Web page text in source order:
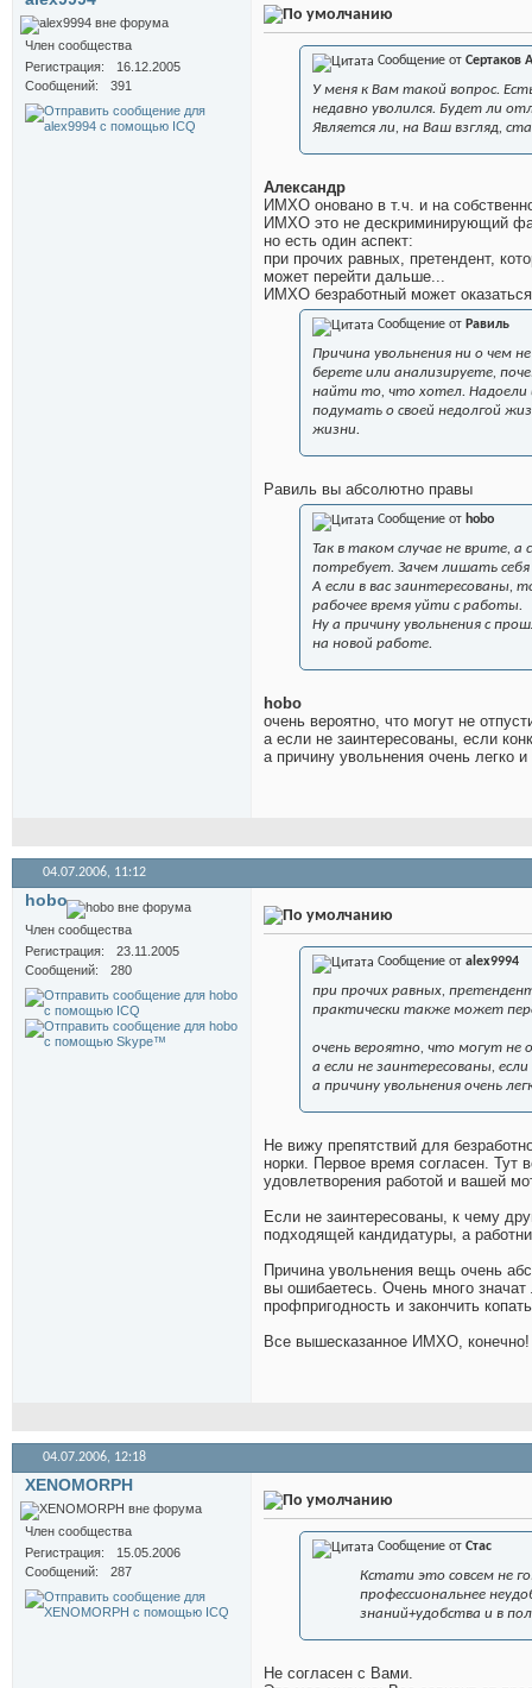
Член сообщества
Регистрация
16.12.2005
Сообщений
391
Сообщение от Сертаков
У меня к Вам такой вопрос.
недавно уволился. Будет ли
Является ли, на Ваш взгляд,
Александр
ИМХО оновано в т.ч. и на
ИМХО это не дескриминирующий
но есть один аспект:
при прочих равных, претендент,
может перейти дальше...
ИМХО безработный может
Сообщение от Равиль
Причина увольнения ни о чем
берете или анализируете,
найти то, что хотел. Надоели
подумать о своей недолгой
жизни.
Равиль вы абсолютно правы
Сообщение от hobo
Так в таком случае не врите, а
потребует. Зачем лишать
А если в вас заинтересованы,
рабочее время уйти с работы.
Ну а причину увольнения с
на новой работе.
hobo
очень вероятно, что могут не
а если не заинтересованы, если
а причину увольнения очень легко
04.07.2006, 11:12
hobo
Член сообщества
Регистрация
23.11.2005
Сообщений
280
Сообщение от alex9994
при прочих равных,
практически также может
очень вероятно, что могут не
а если не заинтересованы,
а причину увольнения очень
Не вижу препятствий для
норки. Первое время согласен. Тут
удовлетворения работой и вашей
Если не заинтересованы, к чему
подходящей кандидатуры, а
Причина увольнения вещь очень
вы ошибаетесь. Очень много
профпригодность и закончить
Все вышесказанное ИМХО, конечно!
04.07.2006, 12:18
XENOMORPH
Член сообщества
Регистрация
15.05.2006
Сообщений
287
Сообщение от Стас
Кстати это совсем не
профессиональнее
знаний+удобства и в
Не согласен с Вами.